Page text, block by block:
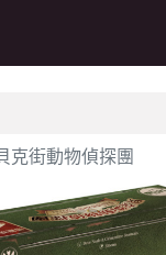
克街動物偵探團